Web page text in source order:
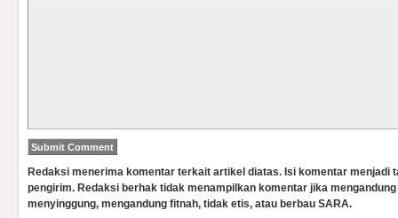
Redaksi menerima komentar terkait artikel diatas. Isi komentar menjadi
pengirim. Redaksi berhak tidak menampilkan komentar jika
menyinggung, mengandung fitnah, tidak etis, atau berbau SARA.